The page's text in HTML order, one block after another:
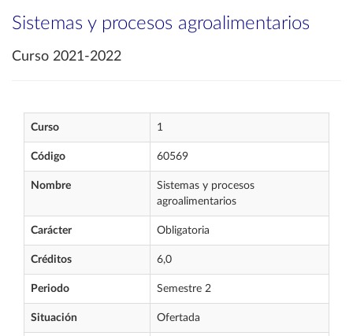
Sistemas y procesos agroalimentarios
Curso 2021-2022
Curso 1
Código 60569
Nombre
Sistemas y procesos
agroalimentarios
Carácter Obligatoria
Créditos 6,0
Periodo Semestre 2
Situación Ofertada